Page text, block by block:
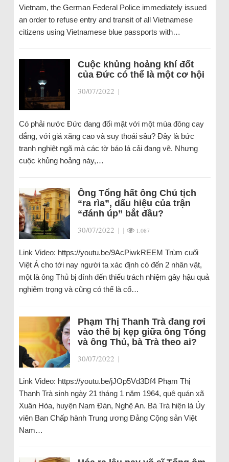
Vietnam, the German Federal Police immediately issued
an order to refuse entry and transit of all Vietnamese
citizens using Vietnamese blue passports with…
Cuộc khủng hoảng khí đốt
của Đức có thể là một cơ hội
30/07/2022 |
Có phải nước Đức đang đối mặt với một mùa đông cay
đắng, với giá xăng cao và suy thoái sâu? Đây là bức
tranh nghiệt ngã mà các tờ báo lá cải đang vẽ. Nhưng
cuộc khủng hoảng này,…
Ông Tổng hất ông Chủ tịch
“ra rìa”, dấu hiệu của trận
“đánh úp” bắt đầu?
30/07/2022 | | 1.087
Link Video: https://youtu.be/9AcPiwkREEM Trùm cuối
Việt Á cho tới nay người ta xác định có đến 2 nhân vật,
một là ông Thủ bị dính đến thiếu trách nhiệm gây hậu quả
nghiêm trọng và cũng có thể là cố…
Phạm Thị Thanh Trà đang rơi
vào thế bị kẹp giữa ông Tổng
và ông Thủ, bà Trà theo ai?
30/07/2022 |
Link Video: https://youtu.be/jJOp5Vd3Df4 Phạm Thị
Thanh Trà sinh ngày 21 tháng 1 năm 1964, quê quán xã
Xuân Hòa, huyện Nam Đàn, Nghệ An. Bà Trà hiện là Ủy
viên Ban Chấp hành Trung ương Đảng Cộng sản Việt
Nam…